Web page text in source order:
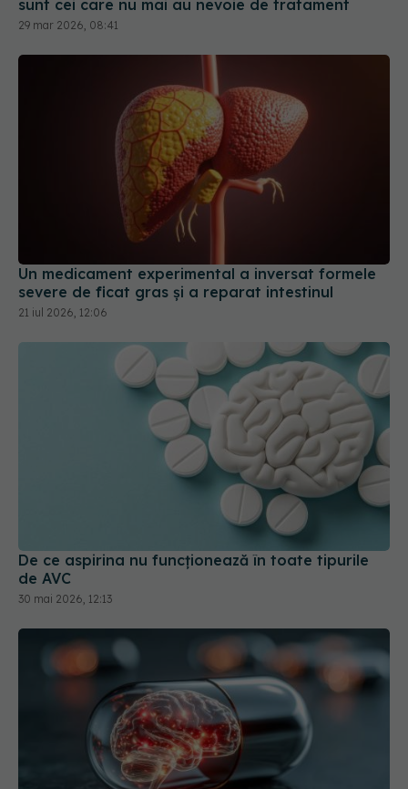
Un medicament experimental a inversat formele
severe de ficat gras și a reparat intestinul
De ce aspirina nu funcționează în toate tipurile